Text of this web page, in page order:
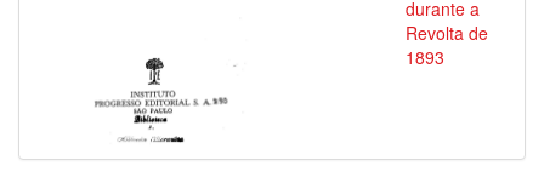
durante a
Revolta de
1893